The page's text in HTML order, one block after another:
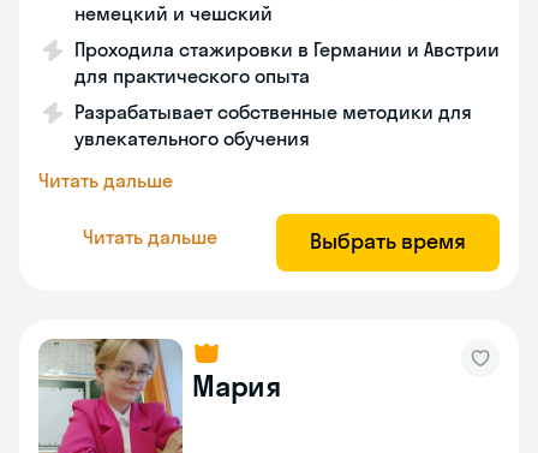
немецкий и чешский
Проходила стажировки в Германии и Австрии
для практического опыта
Разрабатывает собственные методики для
увлекательного обучения
Читать дальше
Читать дальше Выбрать время
Мария